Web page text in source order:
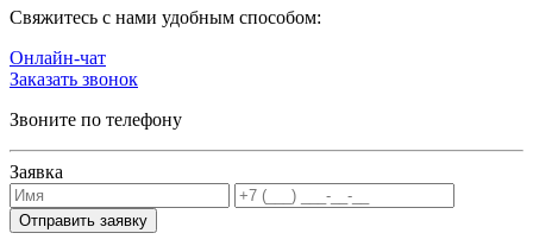
Cвяжитесь с нами удобным способом:
Онлайн-чат
Заказать звонок
Звоните по телефону
Заявка